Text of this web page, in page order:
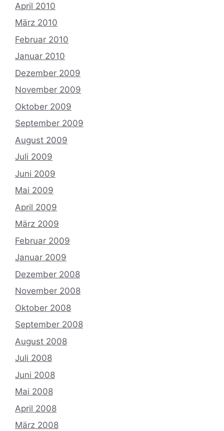
April 2010
März 2010
Februar 2010
Januar 2010
Dezember 2009
November 2009
Oktober 2009
September 2009
August 2009
Juli 2009
Juni 2009
Mai 2009
April 2009
März 2009
Februar 2009
Januar 2009
Dezember 2008
November 2008
Oktober 2008
September 2008
August 2008
Juli 2008
Juni 2008
Mai 2008
April 2008
März 2008